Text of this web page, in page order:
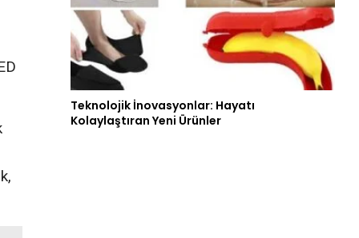
Teknolojik İnovasyonlar: Hayatı
Kolaylaştıran Yeni Ürünler